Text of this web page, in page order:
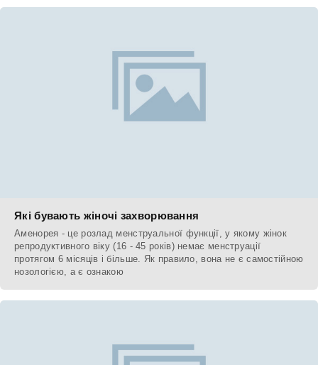
Які бувають жіночі захворювання
Аменорея - це розлад менструальної функції, у якому жінок
репродуктивного віку (16 - 45 років) немає менструації
протягом 6 місяців і більше. Як правило, вона не є самостійною
нозологією, а є ознакою